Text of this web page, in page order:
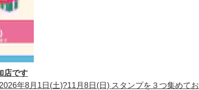
店です
年8月1日(土)?11月8日(日) スタンプを３つ集めてお